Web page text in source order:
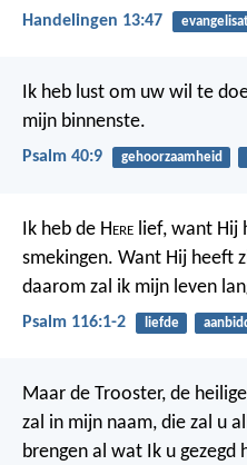
Handelingen 13:47
Ik heb lust om uw wil te
mijn binnenste.
Psalm 40:9 gehoorzaamheid
Ik heb de Here lief, want Hij
smekingen. Want Hij heeft
daarom zal ik mijn leven
Psalm 116:1-2 liefde
Maar de Trooster, de
zal in mijn naam, die zal u
brengen al wat Ik u gezegd